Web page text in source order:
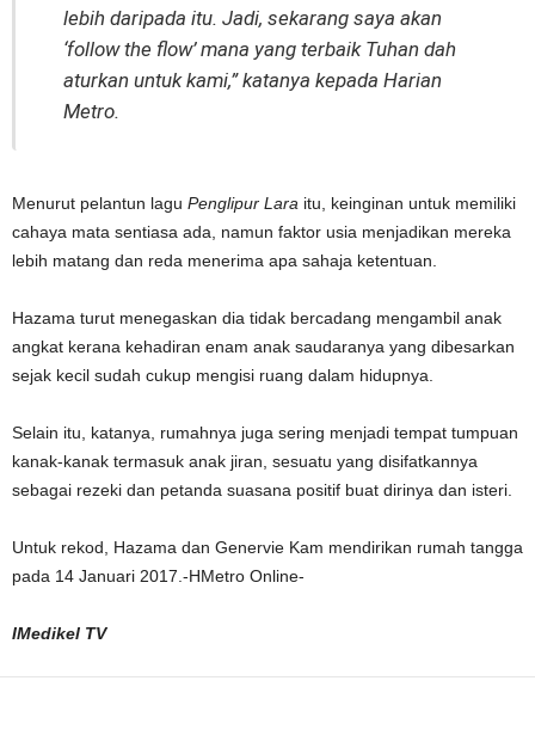
lebih daripada itu. Jadi, sekarang saya akan
‘follow the flow’ mana yang terbaik Tuhan dah
aturkan untuk kami,” katanya kepada Harian
Metro.
Menurut pelantun lagu Penglipur Lara itu, keinginan untuk memiliki
cahaya mata sentiasa ada, namun faktor usia menjadikan mereka
lebih matang dan reda menerima apa sahaja ketentuan.
Hazama turut menegaskan dia tidak bercadang mengambil anak
angkat kerana kehadiran enam anak saudaranya yang dibesarkan
sejak kecil sudah cukup mengisi ruang dalam hidupnya.
Selain itu, katanya, rumahnya juga sering menjadi tempat tumpuan
kanak-kanak termasuk anak jiran, sesuatu yang disifatkannya
sebagai rezeki dan petanda suasana positif buat dirinya dan isteri.
Untuk rekod, Hazama dan Genervie Kam mendirikan rumah tangga
pada 14 Januari 2017.-HMetro Online-
IMedikel TV